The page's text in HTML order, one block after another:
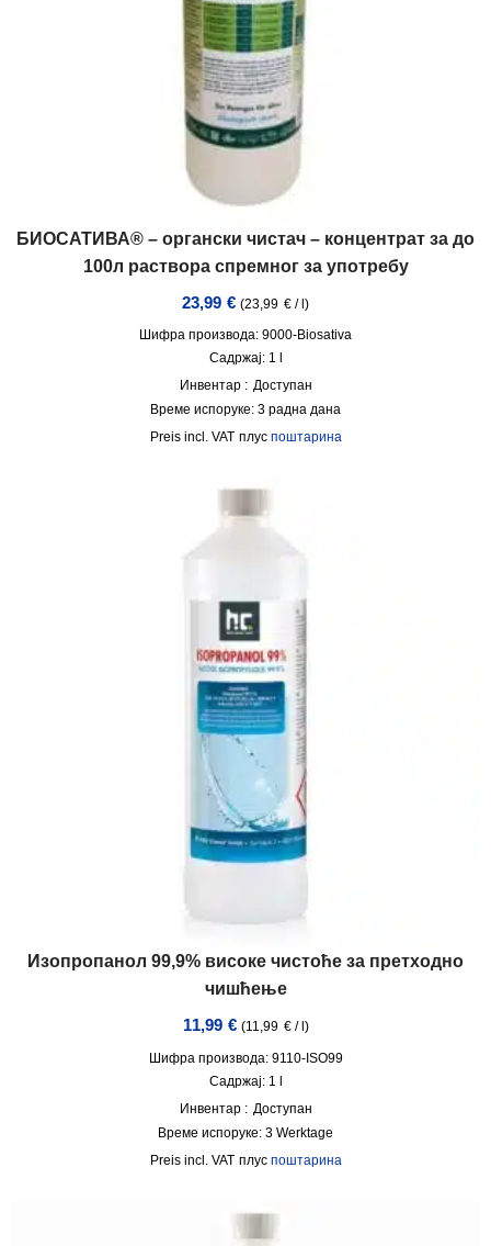
БИОСАТИВА® – органски чистач – концентрат за до
100л раствора спремног за употребу
23,99 € (23,99 € /l)
Шифра производа: 9000-Biosativa
Садржај: 1
Инвентар : Доступан
Време испоруке: 3 радна дана
incl. VAT плус поштарина
Изопропанол 99,9% високе чистоће за претходно
чишћење
11,99 € (11,99 €/ )
Шифра производа: 9110-ISO99
Садржај: 1 l
Инвентар : Доступан
Време испоруке: 3 Werktage
incl. VAT плус поштарина